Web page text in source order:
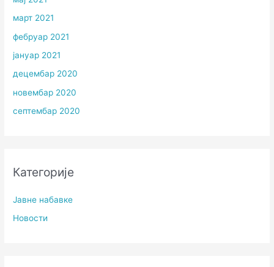
март 2021
фебруар 2021
јануар 2021
децембар 2020
новембар 2020
септембар 2020
Категорије
Јавне набавке
Новости